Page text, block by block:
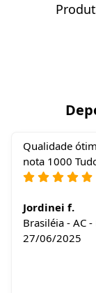
Qualidade
nota 1000
Jordinei f.
Brasiléia - AC -
27/06/2025